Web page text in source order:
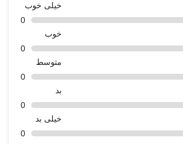
خیلی خوب
0
خوب
0
متوسط
0
بد
0
خیلی بد
0